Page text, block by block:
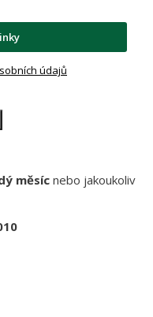
údajů
měsícnebo jakoukoliv